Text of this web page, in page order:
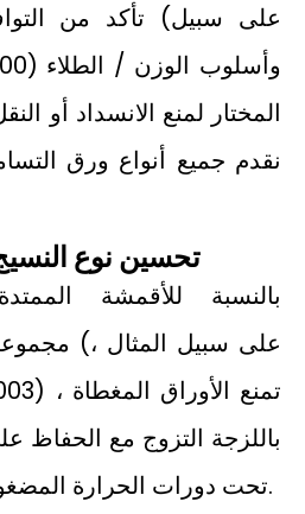
تأكد من التوافق
المختار لمنع الانسداد أو
نقدم جميع أنواع ورق
تحسين نوع
بالنسبة للأقمشة
مجموعات
باللزجة التزوج مع الحفاظ
تحت دورات الحرارة المضغوطة على نطاق واسع.